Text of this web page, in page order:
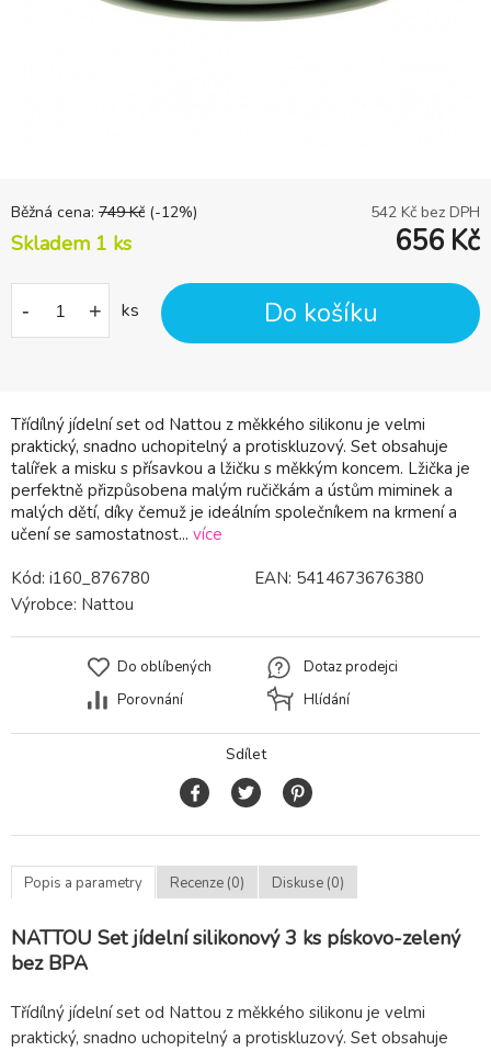
Třídílný jídelní set od Nattou z měkkého silikonu je velmi
praktický, snadno uchopitelný a protiskluzový. Set obsahuje
talířek a misku s přísavkou a lžičku s měkkým koncem. Lžička je
perfektně přizpůsobena malým ručičkám a ústům miminek a
malých dětí, díky čemuž je ideálním společníkem na krmení a
učení se samostatnost... více
Běžná cena: 749 Kč (-12%) 542 Kč bez DPH
Skladem 1 ks 656 Kč
- + ks Do košíku
Kód: i160_876780 EAN: 5414673676380
Výrobce: Nattou
Do oblíbených
Porovnání
Dotaz prodejci
Hlídání
Sdílet
Popis a parametry Recenze (0) Diskuse (0)
NATTOU Set jídelní silikonový 3 ks pískovo-zelený
bez BPA
Třídílný jídelní set od Nattou z měkkého silikonu je velmi
praktický, snadno uchopitelný a protiskluzový. Set obsahuje